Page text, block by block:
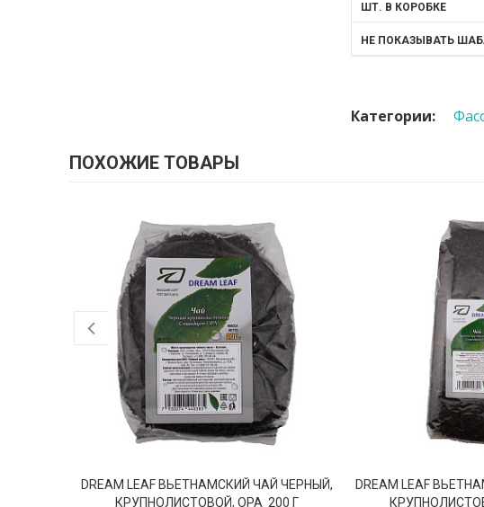
ШТ. В КОРОБКЕ
НЕ ПОКАЗЫВАТЬ
Категории:
ПОХОЖИЕ ТОВАРЫ
DREAM LEAF ВЬЕТНАМСКИЙ ЧАЙ ЧЕРНЫЙ,
КРУПНОЛИСТОВОЙ, OPA 200 Г
DREAM LEAF